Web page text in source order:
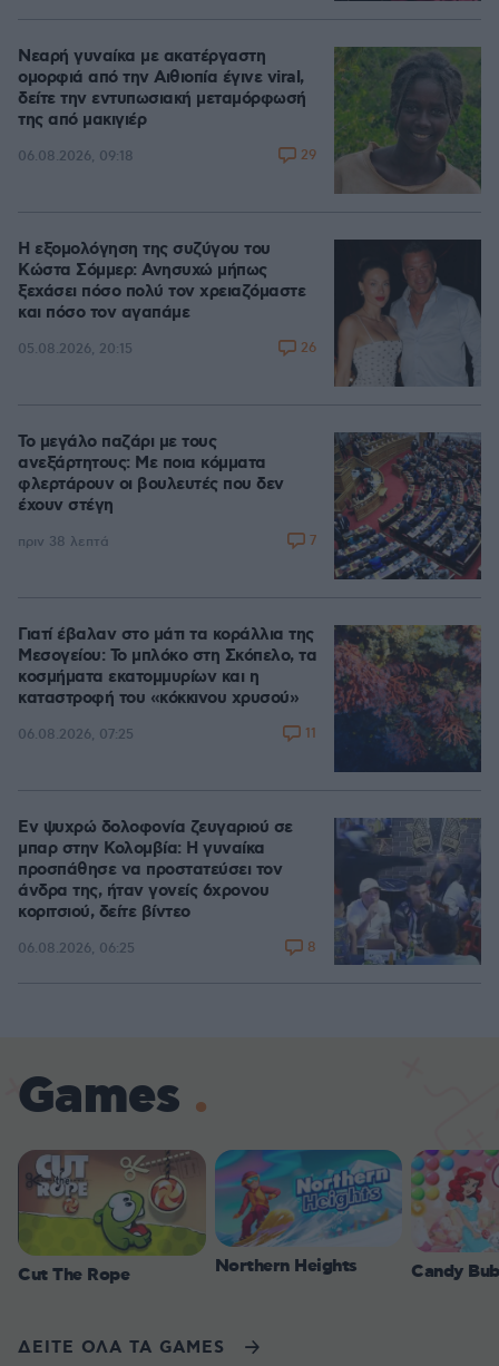
Νεαρή γυναίκα με ακατέργαστη
ομορφιά από την Αιθιοπία έγινε viral,
δείτε την εντυπωσιακή μεταμόρφωσή
της από μακιγιέρ
06.08.2026, 09:18 29
Η εξομολόγηση της συζύγου του
Κώστα Σόμμερ: Ανησυχώ μήπως
ξεχάσει πόσο πολύ τον χρειαζόμαστε
και πόσο τον αγαπάμε
05.08.2026, 20:15 26
Το μεγάλο παζάρι με τους
ανεξάρτητους: Με ποια κόμματα
φλερτάρουν οι βουλευτές που δεν
έχουν στέγη
πριν 38 λεπτά 7
Γιατί έβαλαν στο μάτι τα κοράλλια της
Μεσογείου: Το μπλόκο στη Σκόπελο, τα
κοσμήματα εκατομμυρίων και η
καταστροφή του «κόκκινου χρυσού»
06.08.2026, 07:25 11
Εν ψυχρώ δολοφονία ζευγαριού σε
μπαρ στην Κολομβία: Η γυναίκα
προσπάθησε να προστατεύσει τον
άνδρα της, ήταν γονείς 6χρονου
κοριτσιού, δείτε βίντεο
06.08.2026, 06:25 8
Games
Cut The Rope Northern Heights Candy
ΔΕΙΤΕ ΟΛΑ ΤΑ GAMES